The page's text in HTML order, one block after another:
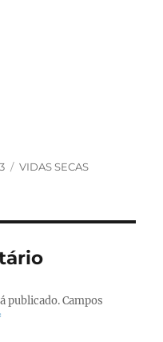
Categorias
VIDAS SECAS
publicado. Campos